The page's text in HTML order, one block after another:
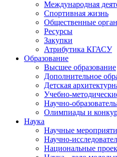
Международная
Спортивная жизнь
Общественные
Ресурсы
Закупки
Атрибутика КГАСУ
Образование
Высшее образование
Дополнительное
Детская
Учебно-
Научно-
Олимпиады и
Наука
Научные
Научно-
Национальные